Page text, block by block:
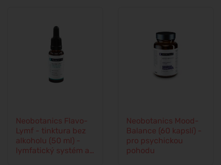
Neobotanics Flavo-
Lymf - tinktura bez
alkoholu (50 ml) -
lymfatický systém a
Neobotanics Mood-
Balance (60 kapslí) -
pro psychickou
pohodu